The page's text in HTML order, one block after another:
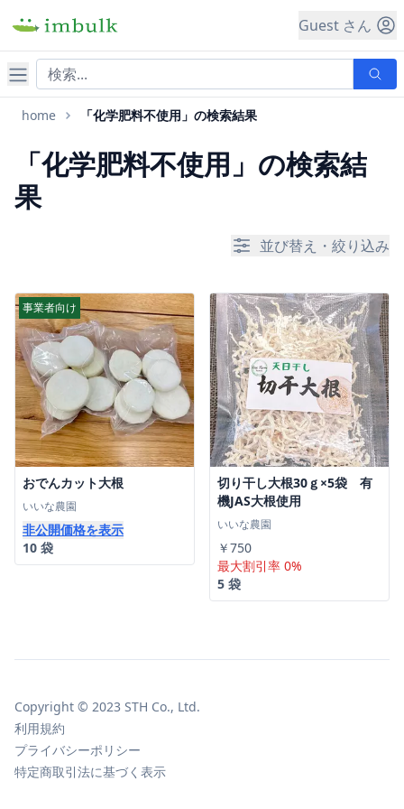
Guest さん
ナビゲーション
home 「化学肥料不使用」の検索結果
「化学肥料不使用」の検索結
果
並び替え・絞り込み
事業者向け
おでんカット大根
いいな農園
非公開価格を表示
10 袋
切り干し大根30ｇ×5袋 有
機JAS大根使用
いいな農園
￥750
最大割引率 0%
5 袋
Copyright © 2023 STH Co., Ltd.
利用規約
プライバシーポリシー
特定商取引法に基づく表示